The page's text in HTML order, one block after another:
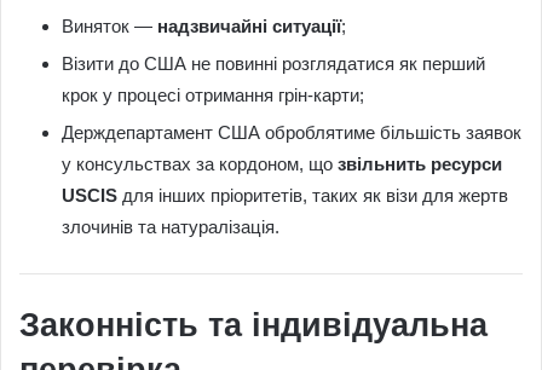
Виняток — надзвичайні ситуації;
Візити до США не повинні розглядатися як перший
крок у процесі отримання грін-карти;
Держдепартамент США оброблятиме більшість заявок
у консульствах за кордоном, що звільнить ресурси
USCIS для інших пріоритетів, таких як візи для жертв
злочинів та натуралізація.
Законність та індивідуальна